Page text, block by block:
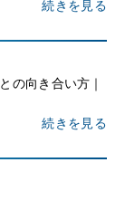
続きを見る
の向き合い方｜
続きを見る